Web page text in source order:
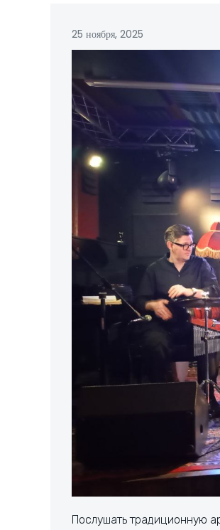
25 ноября, 2025
Послушать традиционную